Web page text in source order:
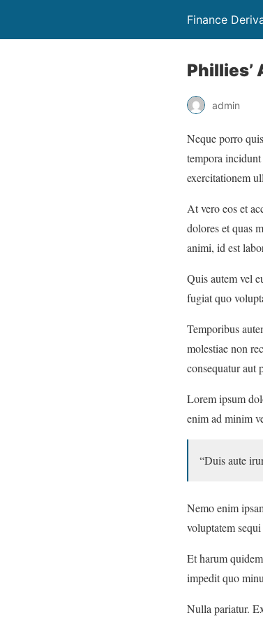
Finance
Phillies’
admin
Neque porro
tempora
exercitationem
At vero eos et
dolores et quas
animi, id est
Quis autem vel
fugiat quo
Temporibus
molestiae non
consequatur aut
Lorem ipsum
enim ad minim
“Duis aute
Nemo enim
voluptatem
Et harum
impedit quo
Nulla pariatur.